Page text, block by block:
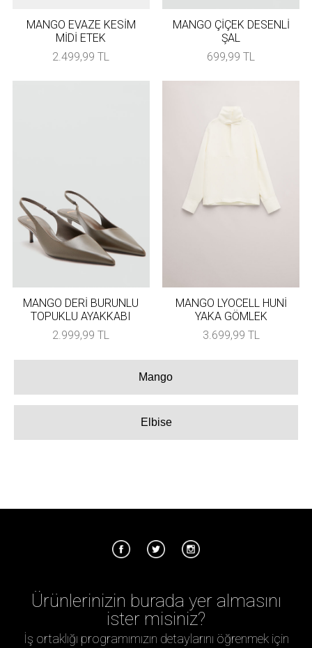
MANGO EVAZE KESİM
MİDİ ETEK
2.499,99 TL
MANGO ÇİÇEK DESENLİ
ŞAL
699,99 TL
MANGO DERİ BURUNLU
TOPUKLU AYAKKABI
2.999,99 TL
MANGO LYOCELL HUNİ
YAKA GÖMLEK
3.699,99 TL
Mango
Elbise
Ürünlerinizin burada yer almasını
ister misiniz?
İş ortaklığı programımızın detaylarını öğrenmek için